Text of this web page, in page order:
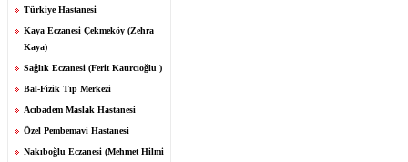
Türkiye Hastanesi
Kaya Eczanesi Çekmeköy (Zehra
Kaya)
Sağlık Eczanesi (Ferit Katırcıoğlu )
Bal-Fizik Tıp Merkezi
Acıbadem Maslak Hastanesi
Özel Pembemavi Hastanesi
Nakıboğlu Eczanesi (Mehmet Hilmi